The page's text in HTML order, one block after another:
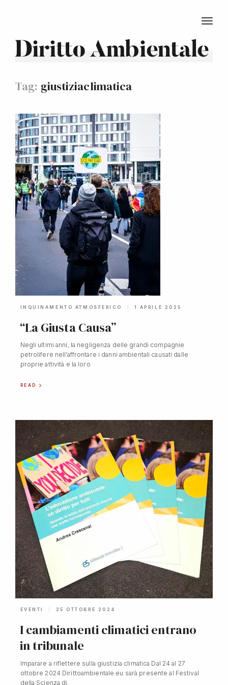
Diritto Ambientale
Tag: giustiziaclimatica
INQUINAMENTO ATMOSFERICO 1 APRILE 2025
“La Giusta Causa”
Negli ultimi anni, la negligenza delle grandi compagnie
petrolifere nell’affrontare i danni ambientali causati dalle
proprie attività e la loro
READ
EVENTI 25 OTTOBRE 2024
I cambiamenti climatici entrano
in tribunale
Imparare a riflettere sulla giustizia climatica Dal 24 al 27
ottobre 2024 Dirittoambientale.eu sarà presente al Festival
della Scienza di